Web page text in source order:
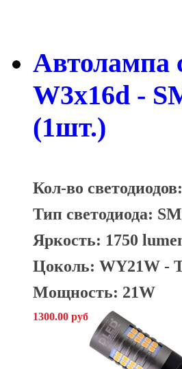
Автолампа
W3х16d -
(1шт.)
Кол-во
Тип светодиода:
Яркость: 1750
Цоколь: WY21W -
Мощность: 21W
1300.00 руб